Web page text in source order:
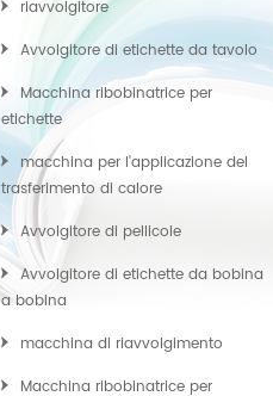
riavvolgitore
Avvolgitore di etichette da tavolo
Macchina ribobinatrice per
etichette
macchina per l'applicazione del
trasferimento di calore
Avvolgitore di pellicole
Avvolgitore di etichette da bobina
a bobina
macchina di riavvolgimento
Macchina ribobinatrice per